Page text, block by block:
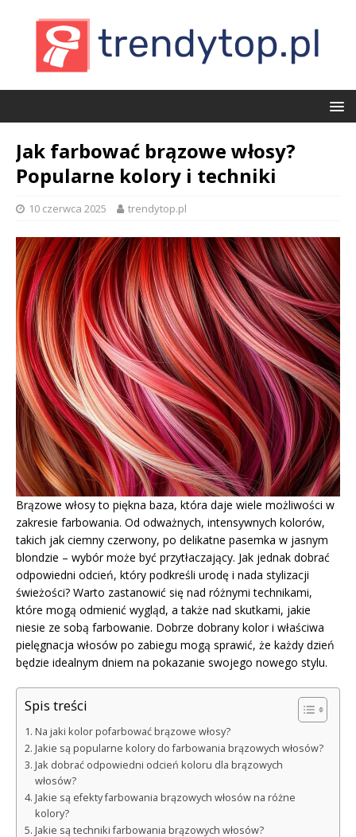
Jak farbować brązowe włosy?
Popularne kolory i techniki
10 czerwca 2025 trendytop.pl
Brązowe włosy to piękna baza, która daje wiele możliwości w
zakresie farbowania. Od odważnych, intensywnych kolorów,
takich jak ciemny czerwony, po delikatne pasemka w jasnym
blondzie – wybór może być przytłaczający. Jak jednak dobrać
odpowiedni odcień, który podkreśli urodę i nada stylizacji
świeżości? Warto zastanowić się nad różnymi technikami,
które mogą odmienić wygląd, a także nad skutkami, jakie
niesie ze sobą farbowanie. Dobrze dobrany kolor i właściwa
pielęgnacja włosów po zabiegu mogą sprawić, że każdy dzień
będzie idealnym dniem na pokazanie swojego nowego stylu.
Spis treści
Na jaki kolor pofarbować brązowe włosy?
Jakie są popularne kolory do farbowania brązowych włosów?
Jak dobrać odpowiedni odcień koloru dla brązowych
włosów?
Jakie są efekty farbowania brązowych włosów na różne
kolory?
Jakie są techniki farbowania brązowych włosów?